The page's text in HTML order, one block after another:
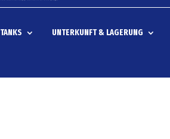
TANKS UNTERKUNFT & LAGERUNG